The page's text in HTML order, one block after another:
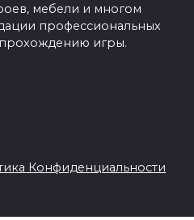
мебели и многом
профессиональных
игры.
Конфиденциальности